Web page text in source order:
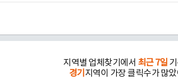
지역별 업체찾기에서 최근 7일
경기 지역이 가장 클릭수가 많